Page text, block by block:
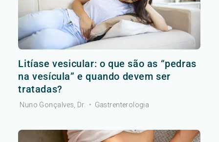
Litíase vesicular: o que são as “pedras
na vesícula” e quando devem ser
tratadas?
Nuno Gonçalves, Dr. • Gastrenterologia